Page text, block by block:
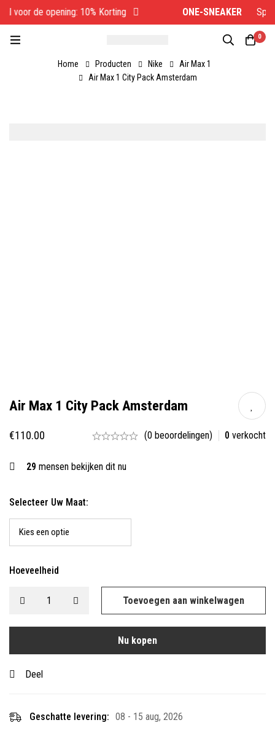
voor de opening: 10% Korting ONE-SNEAKER
0
Home Producten Nike
Air Max 1
Air Max 1 City Pack Amsterdam
Air Max 1 City Pack Amsterdam
€110.00 (0 beoordelingen) 0 verkocht
29 mensen bekijken dit nu
Selecteer Uw Maat:
Hoeveelheid
Toevoegen aan winkelwagen
Nu kopen
Deel
Geschatte levering: 08 - 15 aug, 2026